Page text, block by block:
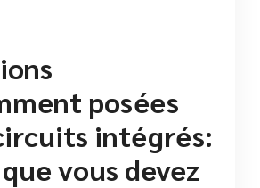
posées
intégrés:
vous devez